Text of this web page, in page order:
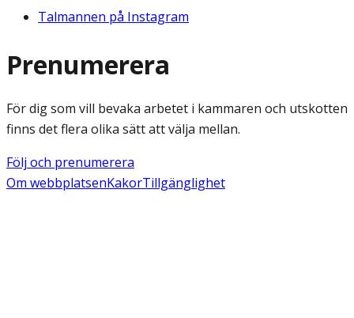
Talmannen på Instagram
Prenumerera
För dig som vill bevaka arbetet i kammaren och utskotten
finns det flera olika sätt att välja mellan.
Följ och prenumerera
Om webbplatsenKakorTillgänglighet